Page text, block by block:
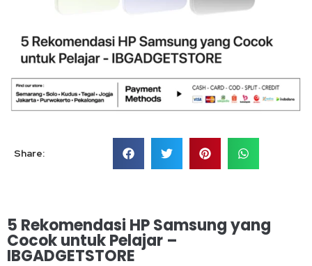
Share:
5 Rekomendasi HP Samsung yang
Cocok untuk Pelajar –
IBGADGETSTORE